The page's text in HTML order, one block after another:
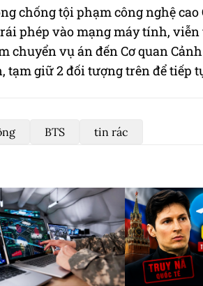
chống tội phạm công nghệ cao
phép vào mạng máy tính,
chuyển vụ án đến Cơ quan
giữ 2 đối tượng trên để tiếp
BTS tin rác